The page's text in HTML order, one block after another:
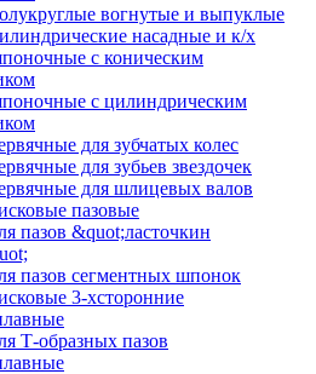
вогнутые и выпуклые
насадные и к/х
с коническим
с цилиндрическим
для зубчатых колес
для зубьев звездочек
для шлицевых валов
пазовые
пазов &quot;ласточкин
пазов сегментных шпонок
3-хсторонние
Т-образных пазов